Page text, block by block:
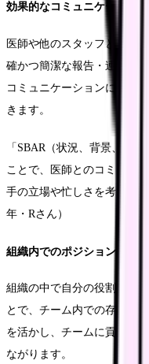
効果的なコミュニケーショ
医師や他のスタッフとの円
確かつ簡潔な報告・連絡・
コミュニケーションにも注
きます。
「SBAR（状況、背景、評
ことで、医師とのコミュニ
手の立場や忙しさを考慮し
年・Rさん）
組織内でのポジションの確立
組織の中で自分の役割とポ
とで、チーム内での存在価
を活かし、チームに貢献す
ながります。